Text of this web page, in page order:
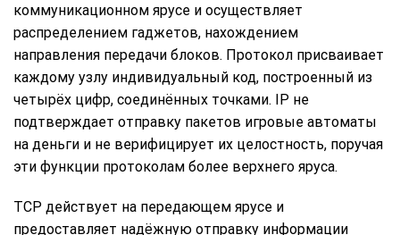
коммуникационном ярусе и осуществляет
распределением гаджетов, нахождением
направления передачи блоков. Протокол присваивает
каждому узлу индивидуальный код, построенный из
четырёх цифр, соединённых точками. IP не
подтверждает отправку пакетов игровые автоматы
на деньги и не верифицирует их целостность, поручая
эти функции протоколам более верхнего яруса.
TCP действует на передающем ярусе и
предоставляет надёжную отправку информации